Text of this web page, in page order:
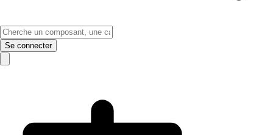
Se connecter